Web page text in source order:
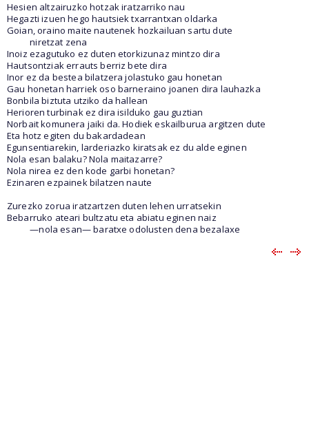
Hesien altzairuzko hotzak iratzarriko nau
Hegazti izuen hego hautsiek txarrantxan oldarka
Goian, oraino maite nautenek hozkailuan sartu dute
niretzat zena
Inoiz ezagutuko ez duten etorkizunaz mintzo dira
Hautsontziak errauts berriz bete dira
Inor ez da bestea bilatzera jolastuko gau honetan
Gau honetan harriek oso barneraino joanen dira lauhazka
Bonbila biztuta utziko da hallean
Herioren turbinak ez dira isilduko gau guztian
Norbait komunera jaiki da. Hodiek eskailburua argitzen dute
Eta hotz egiten du bakardadean
Egunsentiarekin, larderiazko kiratsak ez du alde eginen
Nola esan balaku? Nola maitazarre?
Nola nirea ez den kode garbi honetan?
Ezinaren ezpainek bilatzen naute
Zurezko zorua iratzartzen duten lehen urratsekin
Bebarruko ateari bultzatu eta abiatu eginen naiz
—nola esan— baratxe odolusten dena bezalaxe